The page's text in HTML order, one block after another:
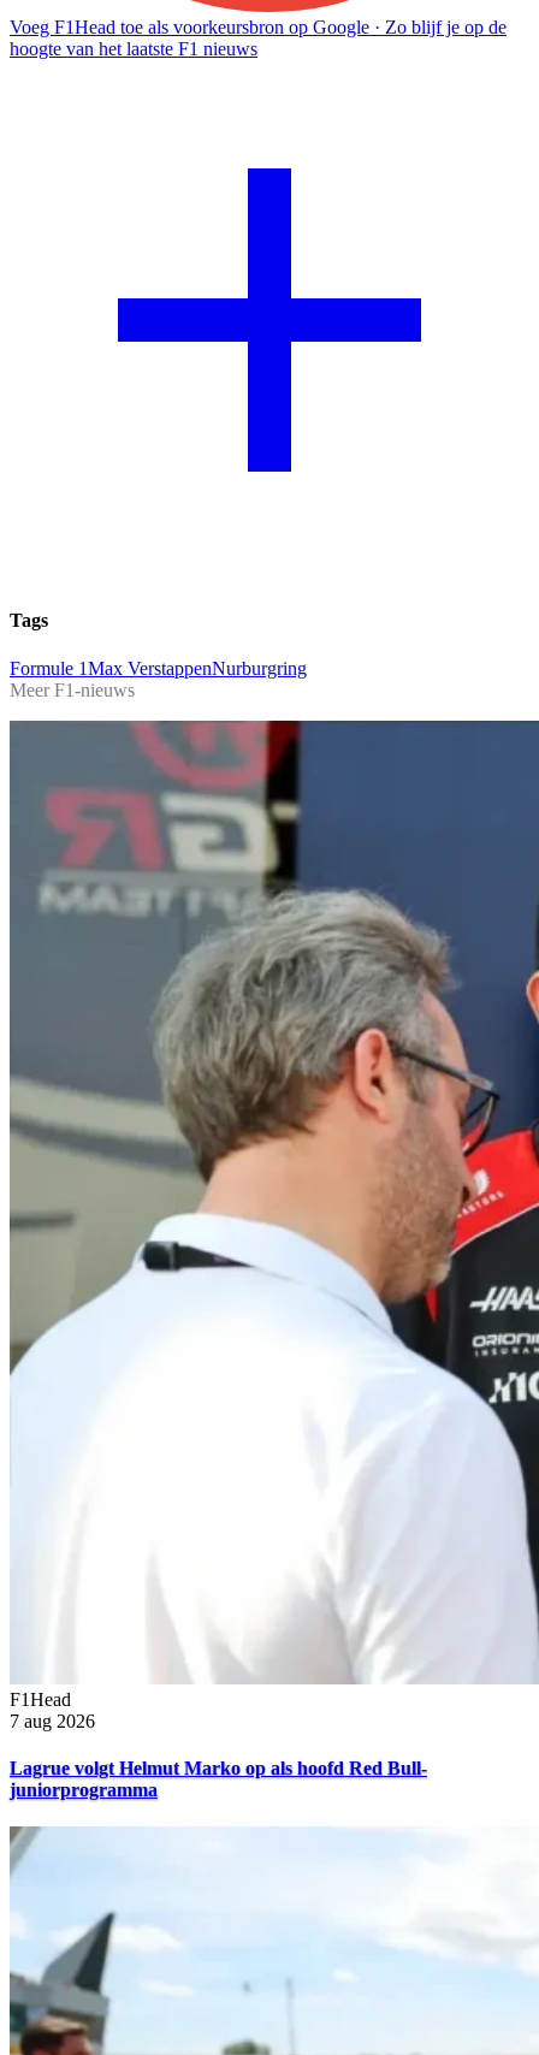
Voeg F1Head toe als voorkeursbron op Google · Zo blijf je op de
hoogte van het laatste F1 nieuws
Tags
Formule 1Max VerstappenNurburgring
Meer F1-nieuws
F1Head
7 aug 2026
Lagrue volgt Helmut Marko op als hoofd Red Bull-
juniorprogramma